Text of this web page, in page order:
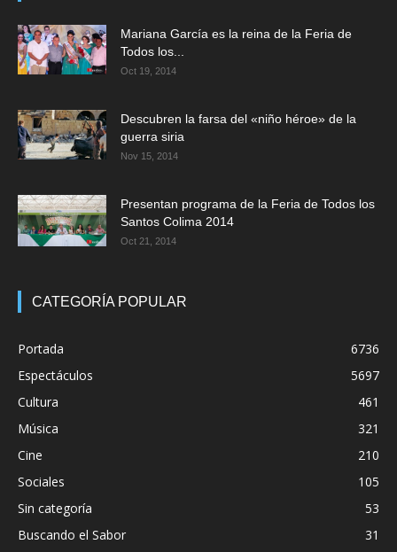
Mariana García es la reina de la Feria de
Todos los...
Oct 19, 2014
Descubren la farsa del «niño héroe» de la
guerra siria
Nov 15, 2014
Presentan programa de la Feria de Todos los
Santos Colima 2014
Oct 21, 2014
CATEGORÍA POPULAR
Portada
6736
Espectáculos
5697
Cultura
461
Música
321
Cine
210
Sociales
105
Sin categoría
53
Buscando el Sabor
31